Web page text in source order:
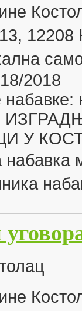
12208
18/2018
У
набавка